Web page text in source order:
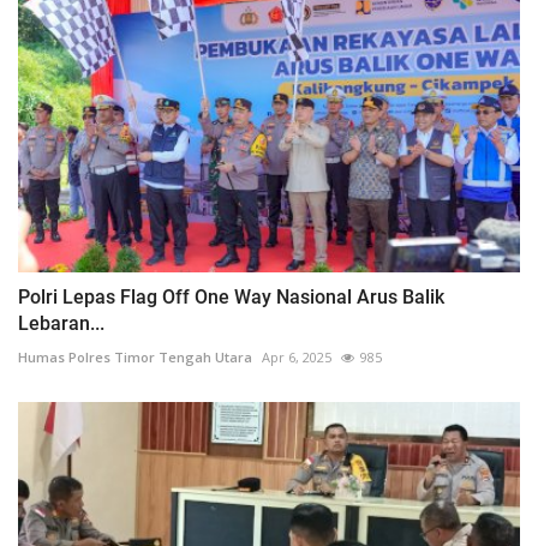
Polri Lepas Flag Off One Way Nasional Arus Balik
Lebaran...
Humas Polres Timor Tengah Utara Apr 6, 2025 985